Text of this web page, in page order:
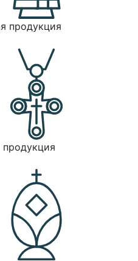
продукция